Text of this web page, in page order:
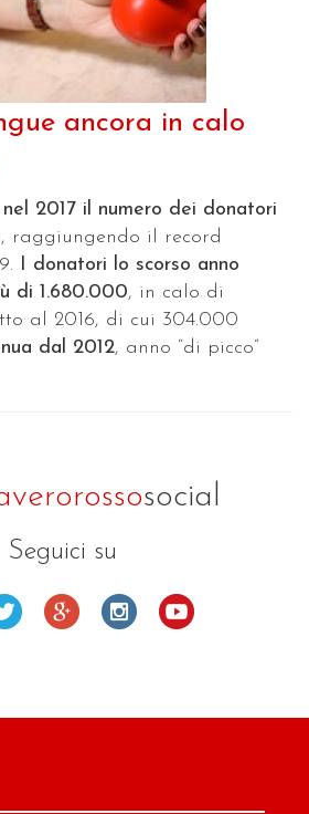
ancora in calo
2017 il numero dei donatori
, raggiungendo il record
I donatori lo scorso anno
di 1.680.000, in calo di
al 2016, di cui 304.000
dal 2012, anno “di picco”
social
Seguici su